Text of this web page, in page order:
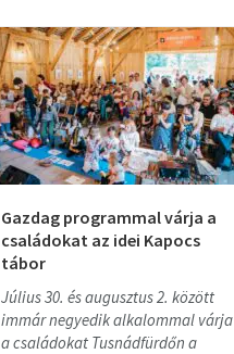
Gazdag programmal várja a
családokat az idei Kapocs
tábor
Július 30. és augusztus 2. között
immár negyedik alkalommal várja
a családokat Tusnádfürdőn a